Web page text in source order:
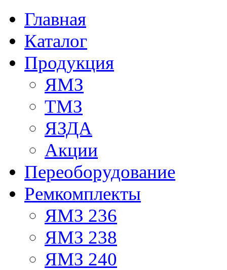
Главная
Каталог
Продукция
ЯМЗ
ТМЗ
ЯЗДА
Акции
Переоборудование
Ремкомплекты
ЯМЗ 236
ЯМЗ 238
ЯМЗ 240